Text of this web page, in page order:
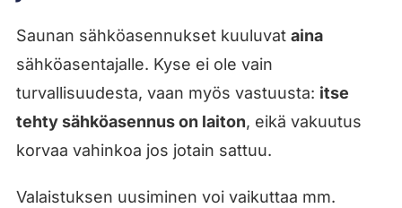
Saunan sähköasennukset kuuluvat aina
sähköasentajalle. Kyse ei ole vain
turvallisuudesta, vaan myös vastuusta: itse
tehty sähköasennus on laiton, eikä vakuutus
korvaa vahinkoa jos jotain sattuu.
Valaistuksen uusiminen voi vaikuttaa mm.